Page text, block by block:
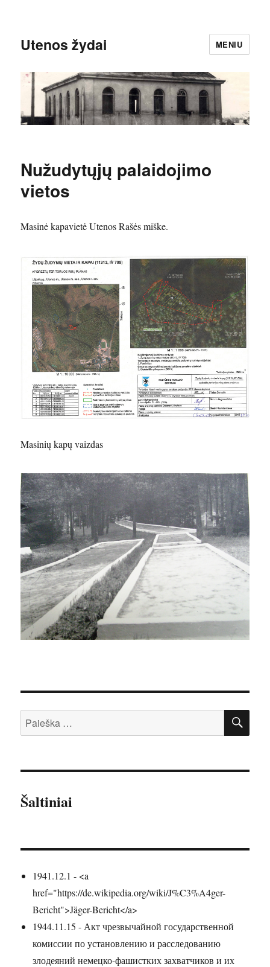
Utenos žydai MENIU
Nužudytųjų palaidojimo
vietos
Masinė kapavietė Utenos Rašės miške.
Masinių kapų vaizdas
Ieškoti:
Šaltiniai
1941.12.1 - <a
href="https://de.wikipedia.org/wiki/J%C3%A4ger-
Bericht">Jäger-Bericht</a>
1944.11.15 - Акт чрезвычайной государственной
комиссии по установлению и расследованию
злодеяний немецко-фашистких захватчиков и их